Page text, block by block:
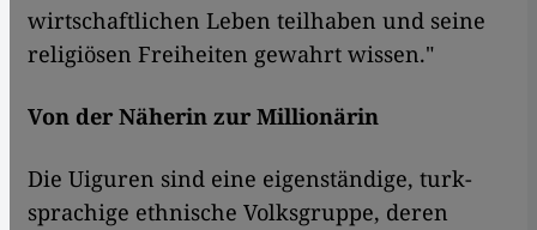
wirtschaftlichen Leben teilhaben und seine
religiösen Freiheiten gewahrt wissen."
Von der Näherin zur Millionärin
Die Uiguren sind eine eigenständige, turk-
sprachige ethnische Volksgruppe, deren